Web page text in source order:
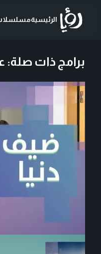
الرئيسية
برامج ذات صلة: